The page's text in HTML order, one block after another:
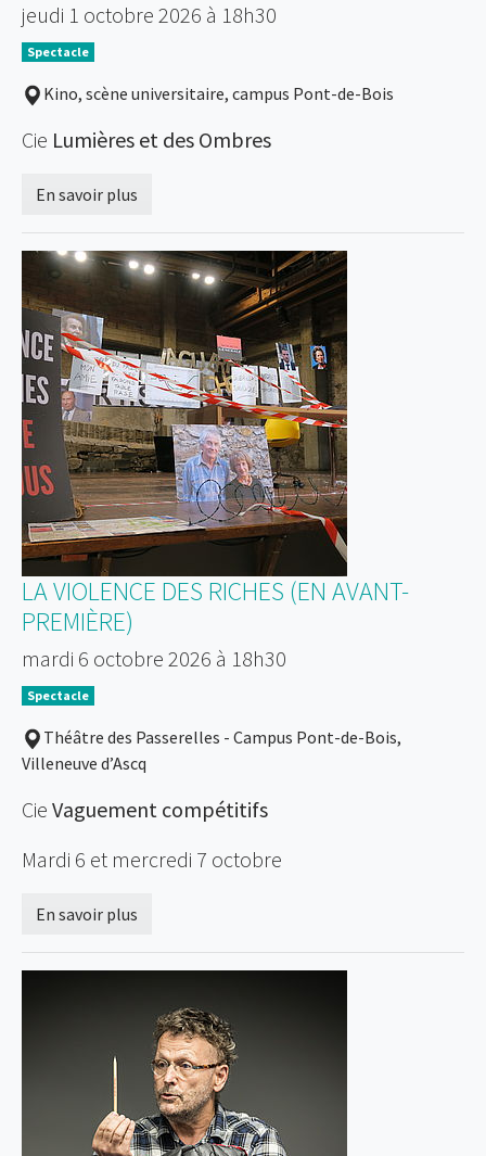
jeudi 1 octobre 2026 à 18h30
Spectacle
Kino, scène universitaire, campus Pont-de-Bois
Cie Lumières et des Ombres
En savoir plus
LA VIOLENCE DES RICHES (EN AVANT-
PREMIÈRE)
mardi 6 octobre 2026 à 18h30
Spectacle
Théâtre des Passerelles - Campus Pont-de-Bois,
Villeneuve d’Ascq
Cie Vaguement compétitifs
Mardi 6 et mercredi 7 octobre
En savoir plus